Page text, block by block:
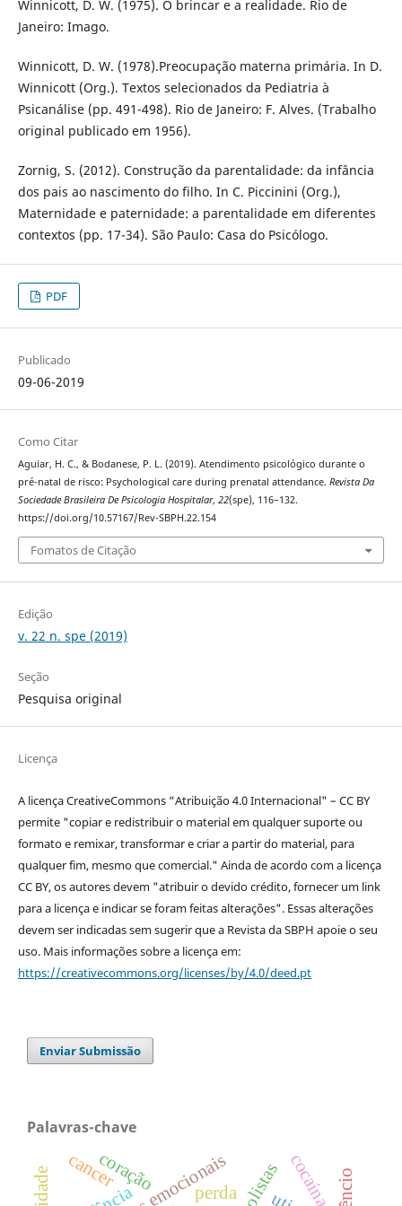
Winnicott, D. W. (1975). O brincar e a realidade. Rio de
Janeiro: Imago.
Winnicott, D. W. (1978).Preocupação materna primária. In D.
Winnicott (Org.). Textos selecionados da Pediatria à
Psicanálise (pp. 491-498). Rio de Janeiro: F. Alves. (Trabalho
original publicado em 1956).
Zornig, S. (2012). Construção da parentalidade: da infância
dos pais ao nascimento do filho. In C. Piccinini (Org.),
Maternidade e paternidade: a parentalidade em diferentes
contextos (pp. 17-34). São Paulo: Casa do Psicólogo.
PDF
Publicado
09-06-2019
Como Citar
Aguiar, H. C., & Bodanese, P. L. (2019). Atendimento psicológico durante o
pré-natal de risco: Psychological care during prenatal attendance. Revista Da
Sociedade Brasileira De Psicologia Hospitalar, 22(spe), 116–132.
https://doi.org/10.57167/Rev-SBPH.22.154
Fomatos de Citação
Edição
v. 22 n. spe (2019)
Seção
Pesquisa original
Licença
A licença CreativeCommons “Atribuição 4.0 Internacional" – CC BY
permite "copiar e redistribuir o material em qualquer suporte ou
formato e remixar, transformar e criar a partir do material, para
qualquer fim, mesmo que comercial." Ainda de acordo com a licença
CC BY, os autores devem "atribuir o devido crédito, fornecer um link
para a licença e indicar se foram feitas alterações". Essas alterações
devem ser indicadas sem sugerir que a Revista da SBPH apoie o seu
uso. Mais informações sobre a licença em:
https://creativecommons.org/licenses/by/4.0/deed.pt
Enviar Submissão
Palavras-chave
perda
coração
cancer cocaína